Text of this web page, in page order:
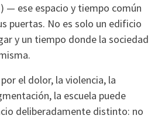
— ese espacio y tiempo común
puertas. No es solo un edificio
y un tiempo donde la sociedad
el dolor, la violencia, la
la escuela puede
deliberadamente distinto: no